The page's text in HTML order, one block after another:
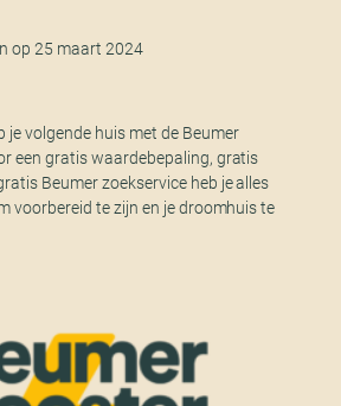
op 25 maart 2024
je volgende huis met de Beumer
een gratis waardebepaling, gratis
Beumer zoekservice heb je alles
voorbereid te zijn en je droomhuis te